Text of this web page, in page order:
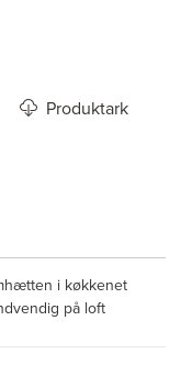
Produktark
i køkkenet
på loft